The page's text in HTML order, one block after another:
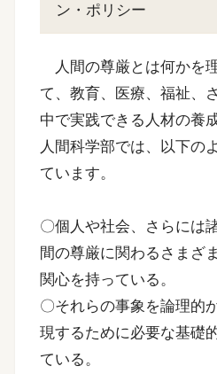
ン・ポリシー
人間の尊厳とは何かを
て、教育、医療、福祉、
中で実践できる人材の養
人間科学部では、以下の
ています。
〇個人や社会、さらには
間の尊厳に関わるさまざ
関心を持っている。
〇それらの事象を論理的
現するために必要な基礎
ている。